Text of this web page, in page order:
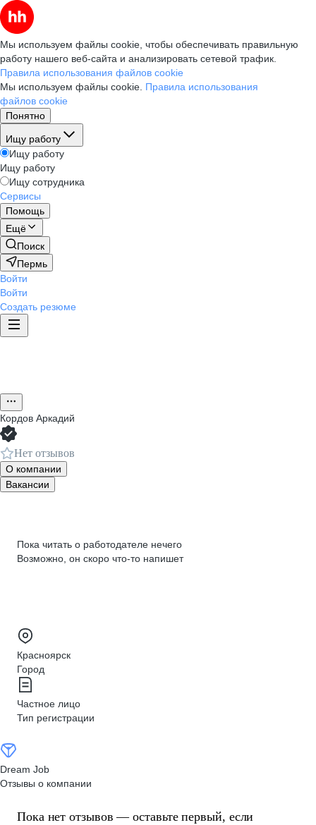
Мы используем файлы cookie, чтобы обеспечивать правильную
работу нашего веб-сайта и анализировать сетевой трафик.
Правила использования файлов cookie
Мы используем файлы cookie. Правила использования
файлов cookie
Понятно
Ищу работу
Ищу работу
Ищу работу
Ищу сотрудника
Сервисы
Помощь
Ещё
Поиск
Пермь
Войти
Войти
Создать резюме
Кордов Аркадий
Нет отзывов
О компании
Вакансии
Пока читать о работодателе нечего
Возможно, он скоро что‑то напишет
Красноярск
Город
Частное лицо
Тип регистрации
Dream Job
Отзывы о компании
Пока нет отзывов — оставьте первый, если